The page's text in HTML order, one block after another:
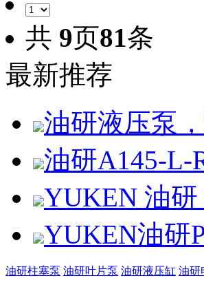
共 9页81条
最新推荐
油研液压泵
油研A145-L-
YUKEN 油
YUKEN油研
油研柱塞泵 油研叶片泵 油研液压缸 油研